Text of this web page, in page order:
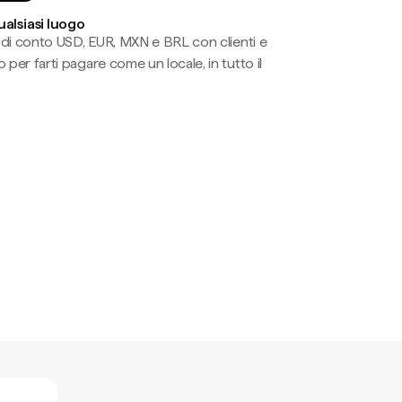
luogo
conto USD, EUR, MXN e BRL con clienti e
farti pagare come un locale, in tutto il